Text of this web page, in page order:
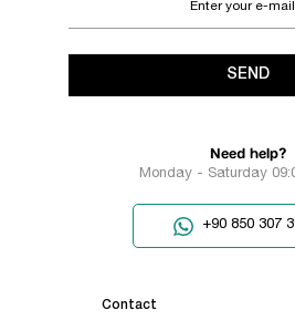
SEND
Need help?
Monday - Saturday
+90 850 307
Contact